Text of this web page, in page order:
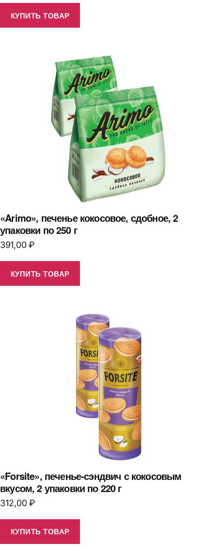
КУПИТЬ ТОВАР
«Arimo», печенье кокосовое, сдобное, 2
упаковки по 250 г
391,00₽
КУПИТЬ ТОВАР
«Forsite», печенье-сэндвич с кокосовым
вкусом, 2 упаковки по 220 г
312,00₽
КУПИТЬ ТОВАР